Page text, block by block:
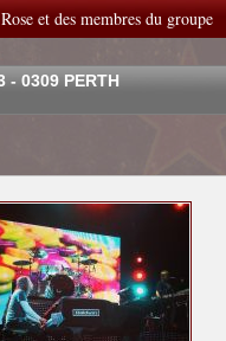
et des membres du groupe
- 0309 PERTH